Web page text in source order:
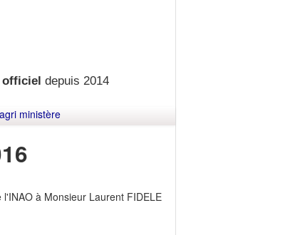
depuis 2014
ministère
à Monsieur Laurent FIDELE